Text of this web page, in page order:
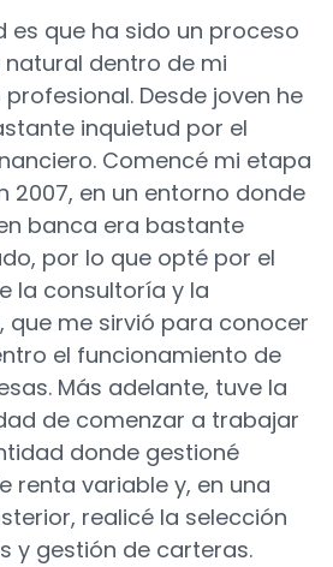
es que ha sido un proceso
dentro de mi
Desde joven he
inquietud por el
Comencé mi etapa
2007, en un entorno donde
banca era bastante
por lo que opté por el
la consultoría y la
que me sirvió para conocer
el funcionamiento de
Más adelante, tuve la
de comenzar a trabajar
donde gestioné
renta variable y, en una
realicé la selección
y gestión de carteras.